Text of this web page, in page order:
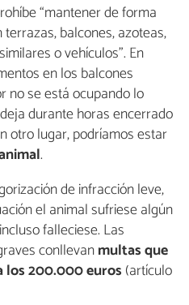
“mantener de forma
balcones, azoteas,
o vehículos”. En
en los balcones
no se está ocupando lo
durante horas encerrado
otro lugar, podríamos estar
.
de infracción leve,
el animal sufriese algún
falleciese. Las
conllevanmultas que
los 200.000 euros (artículo